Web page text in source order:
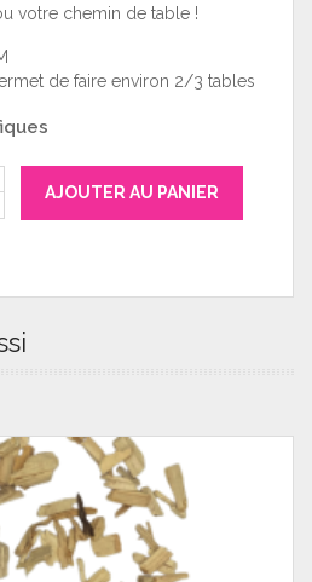
votre chemin de table !
de faire environ 2/3 tables
AJOUTER AU PANIER